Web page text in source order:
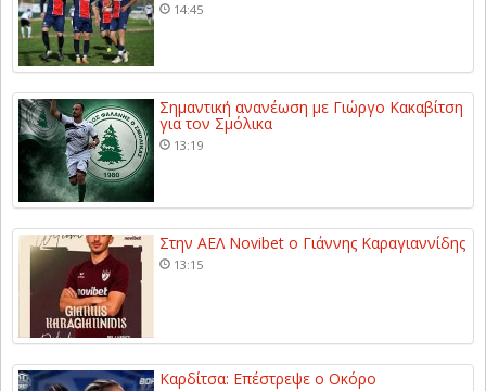
14:45
Σημαντική ανανέωση με Γιώργο Κακαβίτση
για τον Σμόλικα
13:19
Στην ΑΕΛ Novibet ο Γιάννης Καραγιαννίδης
13:15
Καρδίτσα: Επέστρεψε ο Οκόρο